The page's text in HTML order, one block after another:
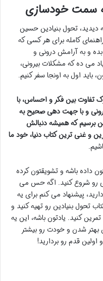
سمت خودسازی
تحول بنیادین حسین
کامله برای هر کسی که
و به آرامش درونی و
می ده که مشکلات بیرونی،
باید اول به اونجا سفر کنیم.
تفاوت بین فکر و احساس، با
و با جهت دهی صحیح به
برسیم که همیشه دنبالش
و غنی ترین کتاب دنیا، خود ما
داده باشه و تشویقتون کرده
رو شروع کنید. اگه حس می
پیشنهاد می کنم برای یه
تحول بنیادین رو تهیه کنید و
کنید. یادتون باشه، این یه
بهتر شدن و خودت رو بیشتر
قدم رو بردارید!